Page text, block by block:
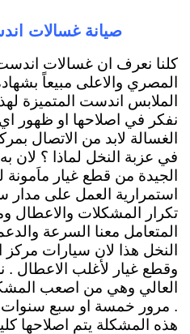
صيانة غسالات
كلنا نعرف ان غسالات
المصري والاعلى مبيعاً
الملابس اندست المتميزة
نفكر في اصلاحها او ظهور
الغسالة لابد من الاتصال
في عزبة النخل لماذا ؟ لان
الجيدة من قطع غيار
استمرارية العمل على مدار
تكرار المشكلات والاعطال
المتعامل معنا السرعة
النخل هذا لان سيارات
وقطع غيار لأغلب الاعطال
العالي وهي من اصعب
. مرور خمسة او سبع سنوات
هذه المشكلة يتم اصلاحها